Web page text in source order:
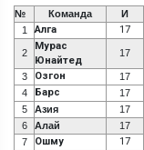
№ Команда И
1
Алга 17
2
Мурас
Юнайтед
17
3 Озгон 17
4 Барс 17
5 Азия 17
6
Алай 17
7
Ошму 17